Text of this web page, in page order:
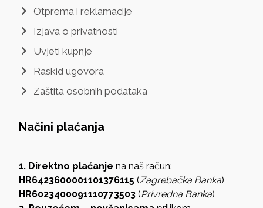
Otprema i reklamacije
Izjava o privatnosti
Uvjeti kupnje
Raskid ugovora
Zaštita osobnih podataka
Načini plaćanja
1. Direktno plaćanje na naš račun:
HR6423600001101376115(Zagrebačka Banka)
HR6023400091110773503(Privredna Banka)